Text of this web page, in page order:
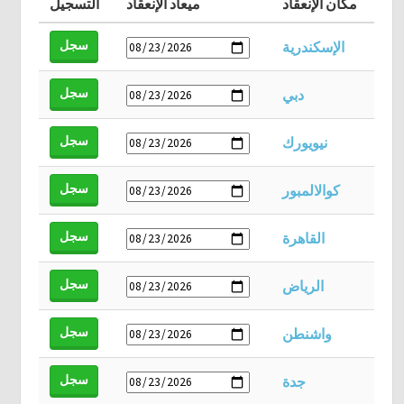
مكان الإنعقاد ميعاد الإنعقاد التسجيل
الإسكندرية سجل
دبي سجل
نيويورك سجل
كوالالمبور سجل
القاهرة سجل
الرياض سجل
واشنطن سجل
جدة سجل